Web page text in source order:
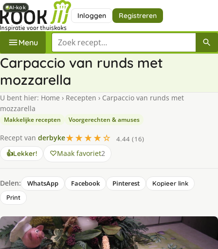
Inloggen Registreren
Menu Zoek een recept
Carpaccio van runds met
mozzarella
U bent hier: Home › Recepten › Carpaccio van runds met
mozzarella
Makkelijke recepten Voorgerechten & amuses
Recept van derbyke★★★★☆
4.44 (16)
👍Lekker! Maak favoriet2
Delen: WhatsApp Facebook Pinterest
Kopieer link
Print
AI-kok
AI-kok
AI-kok